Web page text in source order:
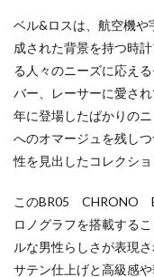
ベル&ロスは、航空機や
成された背景を持つ時
る人々のニーズに応え
バー、レーサーに愛さ
年に登場したばかりの
へのオマージュを残し
性を見出したコレクショ
このBR05 CHRONO
ロノグラフを搭載する
ルな男性らしさが表現
サテン仕上げと高級感